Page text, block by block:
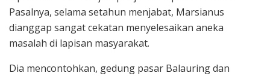
Pasalnya, selama setahun menjabat, Marsianus
dianggap sangat cekatan menyelesaikan aneka
masalah di lapisan masyarakat.
Dia mencontohkan, gedung pasar Balauring dan